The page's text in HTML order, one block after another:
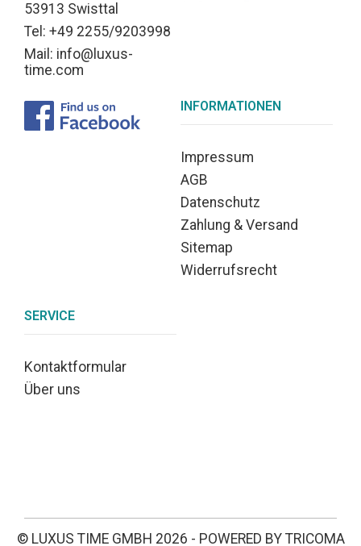
53913 Swisttal
Tel: +49 2255/9203998
Mail: info@luxus-
time.com
INFORMATIONEN
Impressum
AGB
Datenschutz
Zahlung & Versand
Sitemap
Widerrufsrecht
SERVICE
Kontaktformular
Über uns
© LUXUS TIME GMBH 2026 - POWERED BY TRICOMA